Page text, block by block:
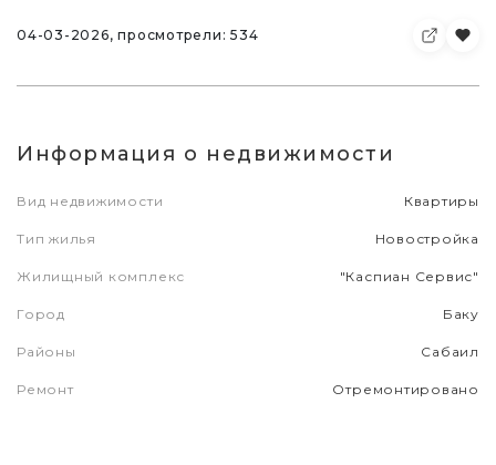
04-03-2026, просмотрели: 534
Информация о недвижимости
Вид недвижимости Квартиры
Тип жилья Новостройка
Жилищный комплекс "Каспиан Сервис"
Город Баку
Районы Сабаил
Ремонт Отремонтировано